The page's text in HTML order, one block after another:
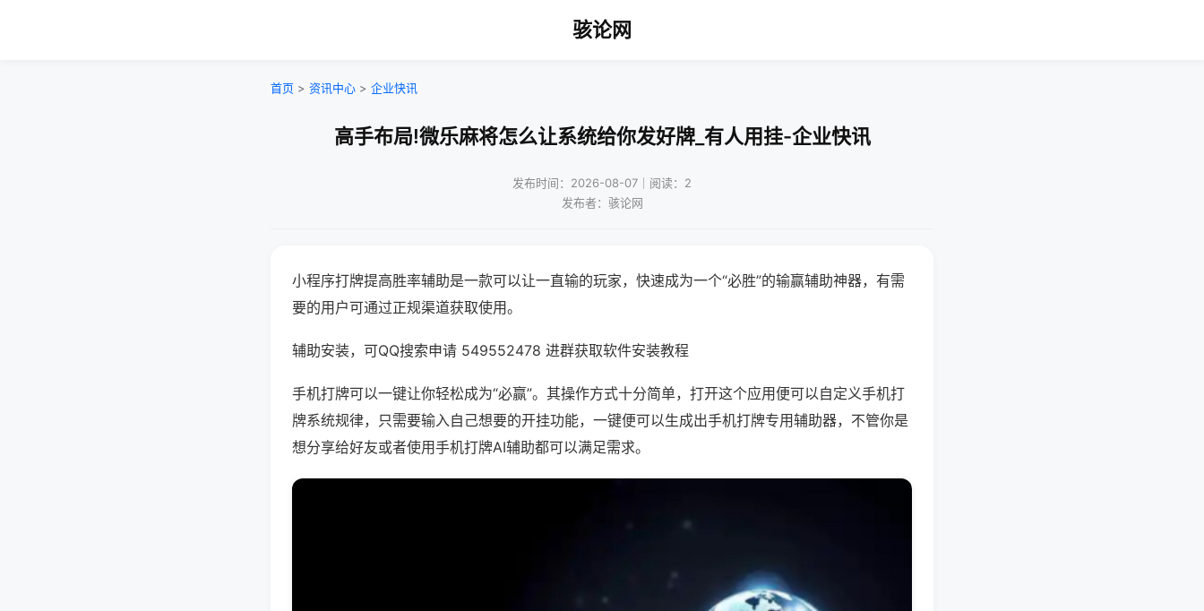
骇论网
首页 > 资讯中心 > 企业快讯
高手布局!微乐麻将怎么让系统给你发好牌_有人用挂-企业快讯
发布时间：2026-08-07｜阅读：2
发布者：骇论网
小程序打牌提高胜率辅助是一款可以让一直输的玩家，快速成为一个“必胜”的输赢辅助神器，有需
要的用户可通过正规渠道获取使用。
辅助安装，可QQ搜索申请 549552478 进群获取软件安装教程
手机打牌可以一键让你轻松成为“必赢”。其操作方式十分简单，打开这个应用便可以自定义手机打
牌系统规律，只需要输入自己想要的开挂功能，一键便可以生成出手机打牌专用辅助器，不管你是
想分享给好友或者使用手机打牌AI辅助都可以满足需求。